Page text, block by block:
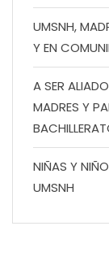
UMSNH,
Y EN
A SER
MADRES Y
NIÑAS Y
UMSNH